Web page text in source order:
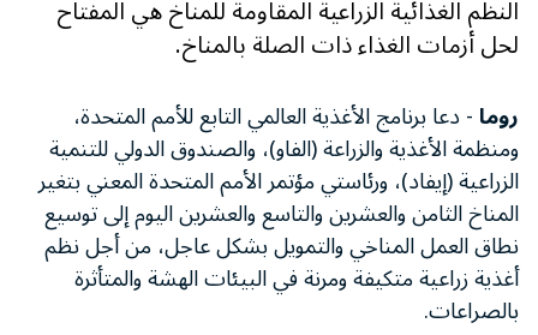
النظم الغذائية الزراعية المقاومة للمناخ هي المفتاح
لحل أزمات الغذاء ذات الصلة بالمناخ.
روما- دعا برنامج الأغذية العالمي التابع للأمم المتحدة،
ومنظمة الأغذية والزراعة (الفاو)، والصندوق الدولي للتنمية
الزراعية (إيفاد)، ورئاستي مؤتمر الأمم المتحدة المعني بتغير
المناخ الثامن والعشرين والتاسع والعشرين اليوم إلى توسيع
نطاق العمل المناخي والتمويل بشكل عاجل، من أجل نظم
أغذية زراعية متكيفة ومرنة في البيئات الهشة والمتأثرة
بالصراعات.